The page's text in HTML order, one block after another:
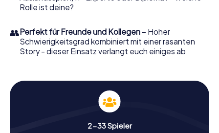
Rolle ist deine?
👥Perfekt für Freunde und Kollegen – Hoher
Schwierigkeitsgrad kombiniert mit einer rasanten
Story - dieser Einsatz verlangt euch einiges ab.
2-33 Spieler